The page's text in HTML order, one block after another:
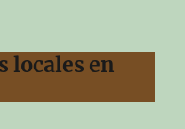
locales en